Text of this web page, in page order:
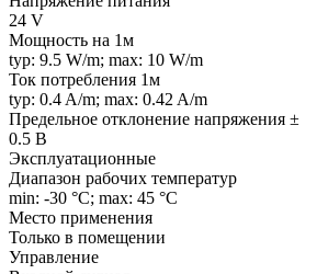
24 V
Мощность на 1м
typ: 9.5 W/m; max: 10 W/m
Ток потребления 1м
typ: 0.4 A/m; max: 0.42 A/m
Предельное отклонение напряжения ±
0.5 В
Эксплуатационные
Диапазон рабочих температур
min: -30 °C; max: 45 °C
Место применения
Только в помещении
Управление